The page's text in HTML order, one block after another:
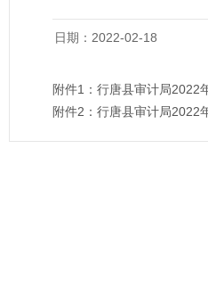
日期：2022-02-18
附件1： 行唐县审计局2022
附件2： 行唐县审计局2022